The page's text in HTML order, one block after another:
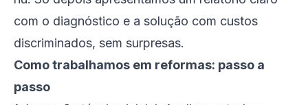
com o diagnóstico e a solução com custos
discriminados, sem surpresas.
Como trabalhamos em reformas: passo a
passo